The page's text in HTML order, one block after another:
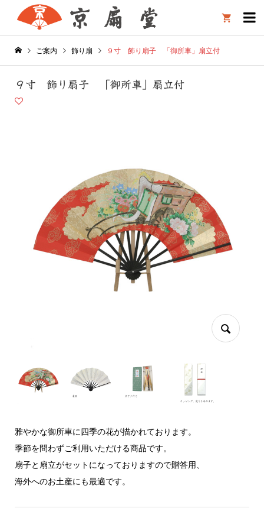

ご案内 飾り扇 ９寸 飾り扇子 「御所車」扇立付
９寸 飾り扇子 「御所車」扇立付
雅やかな御所車に四季の花が描かれております。
季節を問わずご利用いただける商品です。
扇子と扇立がセットになっておりますので贈答用、
海外へのお土産にも最適です。